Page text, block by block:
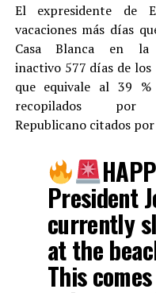
El expresidente de
vacaciones más días
Casa Blanca en la
inactivo 577 días de
que equivale al 39
recopilados
Republicano citados
President
currently
at the
This